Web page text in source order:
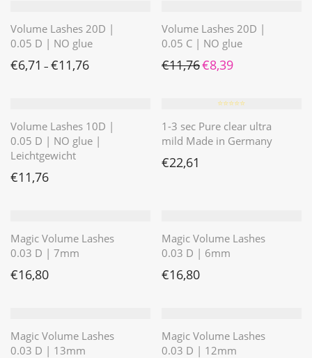
Volume Lashes 20D |
0.05 D | NO glue
€6,71 – €11,76
Volume Lashes 20D |
0.05 C | NO glue
€11,76 Ursprünglicher Preis war:
€8,39Aktueller Preis ist:
Volume Lashes 10D |
0.05 D | NO glue |
Leichtgewicht
€11,76
⭐️⭐️⭐️⭐️⭐️
1-3 sec Pure clear ultra
mild Made in Germany
€22,61
Magic Volume Lashes
0.03 D | 7mm
€16,80
Magic Volume Lashes
0.03 D | 6mm
€16,80
Magic Volume Lashes
0.03 D | 13mm
Magic Volume Lashes
0.03 D | 12mm